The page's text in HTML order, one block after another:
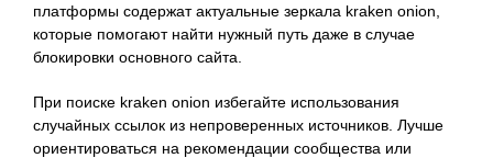
платформы содержат актуальные зеркала kraken onion,
которые помогают найти нужный путь даже в случае
блокировки основного сайта.
При поиске kraken onion избегайте использования
случайных ссылок из непроверенных источников. Лучше
ориентироваться на рекомендации сообщества или